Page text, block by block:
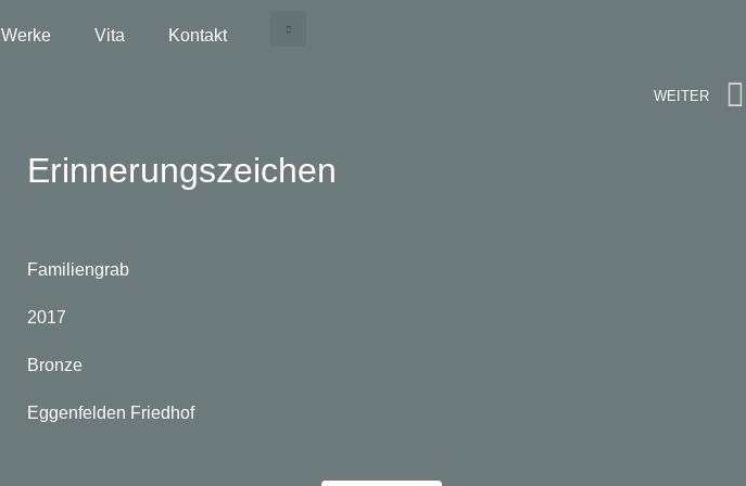
Werke Vita Kontakt
WEITER
Erinnerungszeichen
Familiengrab
2017
Bronze
Eggenfelden Friedhof